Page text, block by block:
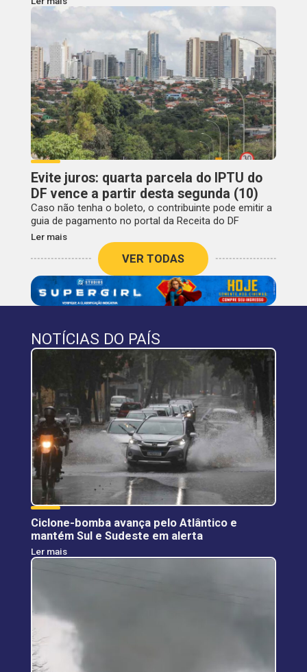
Evite juros: quarta parcela do IPTU do
DF vence a partir desta segunda (10)
Caso não tenha o boleto, o contribuinte pode emitir a
guia de pagamento no portal da Receita do DF
Ler mais
VER TODAS
NOTÍCIAS DO PAÍS
Ciclone-bomba avança pelo Atlântico e
mantém Sul e Sudeste em alerta
Ler mais